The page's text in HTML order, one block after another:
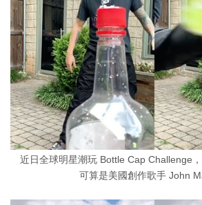
近日全球明星潮玩 Bottle Cap Challenge
可算是美國創作歌手 John